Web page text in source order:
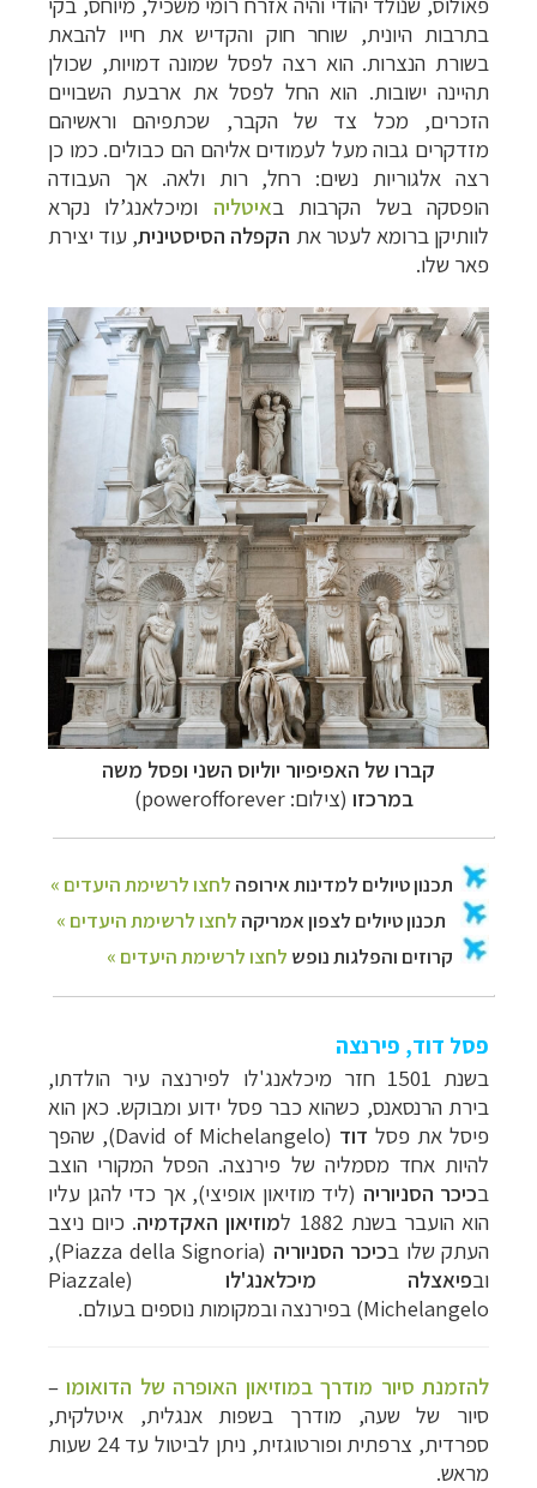
בתרבות היונית, שוחר חוק והקדיש את חייו להבאת
בשורת הנצרות. הוא רצה לפסל שמונה דמויות, שכולן
תהיינה ישובות. הוא החל לפסל את ארבעת השבויים
הזכרים, מכל צד של הקבר, שכתפיהם וראשיהם
מזדקרים גבוה מעל לעמודים אליהם הם כבולים. כמו כן
רצה אלגוריות נשים: רחל, רות ולאה.אך העבודה
הופסקה בשל הקרבות באיטליה ומיכלאנג’לו נקרא
לוותיקן ברומא לעטר את הקפלה הסיסטינית, עוד יצירת
פאר שלו.
קברו של האפיפיור יוליוס השני ופסל משה
במרכזו (צילום:powerofforever
)
פסל דוד, פירנצה
בשנת 1501 חזר מיכלאנג'לו לפירנצה עיר הולדתו,
בירת הרנסאנס, כשהוא כבר פסל ידוע ומבוקש. כאן הוא
פיסל את פסל דוד (
David of Michelangelo), שהפך
להיות אחד מסמליה של פירנצה. הפסל המקורי הוצב
בכיכר הסניוריה (ליד מוזיאון אופיצי), אך כדי להגן עליו
הוא הועבר בשנת 1882 ל
מוזיאון האקדמיה. כיום ניצב
העתק שלו בכיכר הסניוריה (Piazza della Signoria)
,
ובפיאצלה מיכלאנג'לו
(Piazzale
Michelangelo) בפירנצה ובמקומות נוספים בעולם.
להזמנת סיור מודרך במוזיאון האופרה של הדואומו–
סיור של שעה, מודרך בשפות אנגלית, איטלקית,
ספרדית, צרפתית ופורטוגזית, ניתן לביטול עד 24 שעות
מראש.